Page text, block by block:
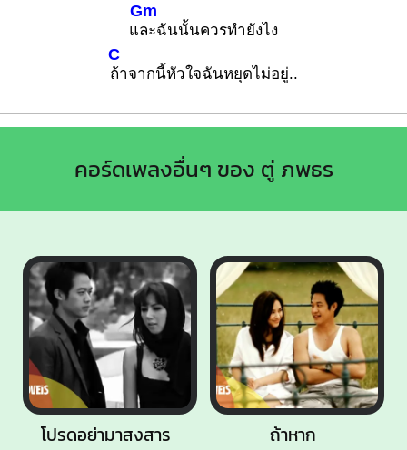
แ
Gm
ละฉันนั้นควรทำยังไง
C
ถ้าจากนี้หัวใจฉันหยุดไม่อยู่..
คอร์ดเพลงอื่นๆ ของ ตู่ ภพธร
ถ้าหาก
โปรดอย่ามาสงสาร